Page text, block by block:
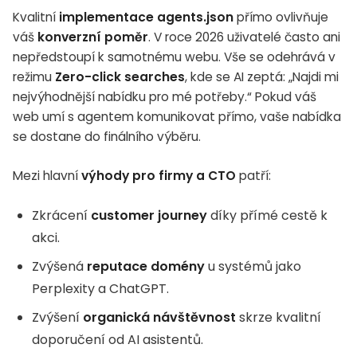
Kvalitní implementace agents.jsonpřímo ovlivňuje
váš konverzní poměr. V roce 2026 uživatelé často ani
nepředstoupí k samotnému webu. Vše se odehrává v
režimu Zero-click searches, kde se AI zeptá: „Najdi mi
nejvýhodnější nabídku pro mé potřeby.“ Pokud váš
web umí s agentem komunikovat přímo, vaše nabídka
se dostane do finálního výběru.
Mezi hlavnívýhody pro firmy a CTO patří:
Zkrácení customer journeydíky přímé cestě k
akci.
Zvýšená reputace doményu systémů jako
Perplexity a ChatGPT.
Zvýšení organická návštěvnost skrze kvalitní
doporučení od AI asistentů.